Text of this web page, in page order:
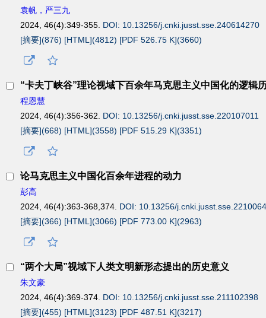
袁帆，严三九
2024, 46(4):349-355. DOI: 10.13256/j.cnki.jusst.sse.240614270
[摘要](876) [HTML](4812) [PDF 526.75 K](3660)
“卡夫丁峡谷”理论视域下百余年马克思主义中国化的逻辑
程恩慧
2024, 46(4):356-362. DOI: 10.13256/j.cnki.jusst.sse.220107011
[摘要](668) [HTML](3558) [PDF 515.29 K](3351)
论马克思主义中国化百余年进程的动力
彭高
2024, 46(4):363-368,374. DOI: 10.13256/
[摘要](366) [HTML](3066) [PDF 773.00 K](2963)
“两个大局”视域下人类文明新形态提出的历史意义
朱文豪
2024, 46(4):369-374. DOI: 10.13256/j.cnki.jusst.sse.211102398
[摘要](455) [HTML](3123) [PDF 487.51 K](3217)